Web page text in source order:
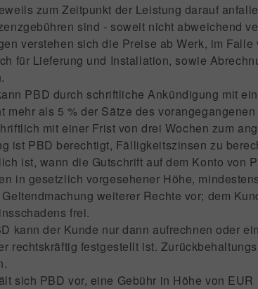
zum Zeitpunkt der Leistung darauf
sind - soweit nicht abweichend
verstehen sich die Preise ab Werk, im
für Lieferung und Installation, sowie
PBD durch schriftliche Ankündigung mit
mehr als 5 % der Sätze des
mit einer Frist von drei Wochen zum
ist PBD berechtigt, Fälligkeitszinsen zu
ist, wann die Gutschrift auf dem Konto von
in gesetzlich vorgesehener Höhe,
weiterer Rechte vor; dem
frei.
kann der Kunde nur dann aufrechnen oder
rechtskräftig festgestellt ist.
sich PBD vor, eine Gebühr in Höhe von